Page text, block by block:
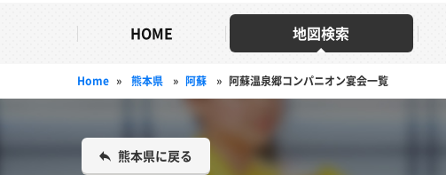
HOME 地図検索
Home » 熊本県 » 阿蘇 » 阿蘇温泉郷コンパニオン宴会一覧
熊本県に戻る